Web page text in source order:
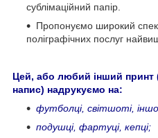
сублімаційний папір.
Пропонуємо широкий
поліграфічних послуг
Цей, або любий інший
напис) надрукуємо на:
футболці, світшоті,
подушці, фартуці, кепці;